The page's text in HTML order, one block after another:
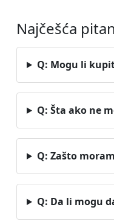
Najčešća
Q: Mogu li
Q: Šta ako ne
Q: Zašto
Q: Da li mogu